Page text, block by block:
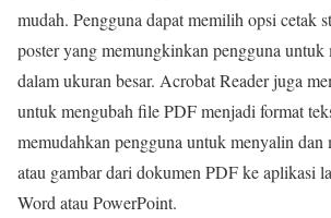
mudah. Pengguna dapat memilih opsi cetak
poster yang memungkinkan pengguna untuk
dalam ukuran besar. Acrobat Reader juga
untuk mengubah file PDF menjadi format
memudahkan pengguna untuk menyalin dan
atau gambar dari dokumen PDF ke aplikasi
Word atau PowerPoint.